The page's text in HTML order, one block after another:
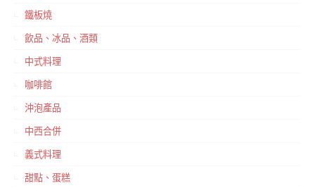
鐵板燒
飲品、冰品、酒類
中式料理
咖啡館
沖泡產品
中西合併
義式料理
甜點、蛋糕